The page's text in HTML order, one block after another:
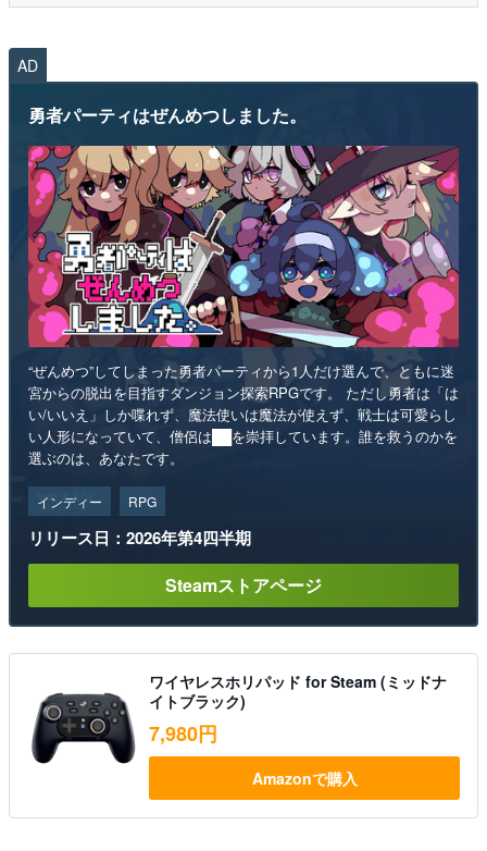
AD
勇者パーティはぜんめつしました。
“ぜんめつ”してしまった勇者パーティから1人だけ選んで、ともに迷
宮からの脱出を目指すダンジョン探索RPGです。 ただし勇者は「は
い/いいえ」しか喋れず、魔法使いは魔法が使えず、戦士は可愛らし
い人形になっていて、僧侶は██を崇拝しています。誰を救うのかを
選ぶのは、あなたです。
インディー RPG
リリース日：2026年第4四半期
Steamストアページ
ワイヤレスホリパッド for Steam (ミッドナ
イトブラック)
7,980円
Amazonで購入